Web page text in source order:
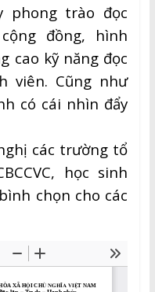
phong trào đọc
đồng, hình
cao kỹ năng đọc
viên. Cũng như
có cái nhìn đẩy
các trường tổ
học sinh
chọn cho các